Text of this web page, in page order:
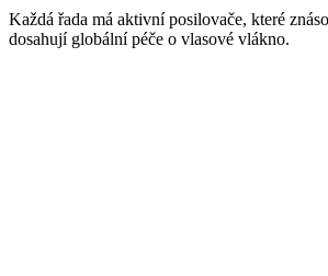
Každá řada má aktivní posilovače, které
dosahují globální péče o vlasové vlákno.